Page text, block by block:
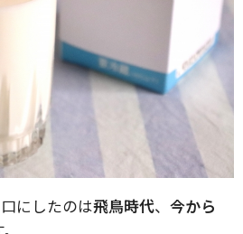
にしたのは飛鳥時代、 今から